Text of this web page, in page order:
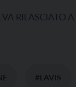
RILASCIATO
#LAVIS